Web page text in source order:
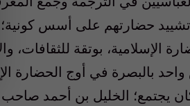
حضارتهم على أسس كونية؛
الإسلامية، بوتقة للثقافات،
بالبصرة في أوج الحضارة
يجتمع؛ الخليل بن أحمد